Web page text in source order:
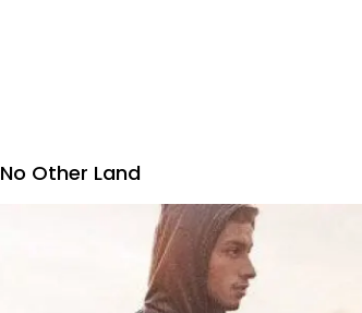
No Other Land